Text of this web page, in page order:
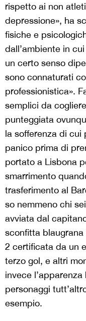
rispetto ai non
depressione», ha
fisiche e
dall’ambiente in
un certo senso
sono connaturati
professionistica».
semplici da
punteggiata
la sofferenza di cui
panico prima di
portato a Lisbona
smarrimento
trasferimento al
so nemmeno chi
avviata dal
sconfitta
2 certificata da un
terzo gol, e altri
invece l’apparenza
personaggi
esempio.